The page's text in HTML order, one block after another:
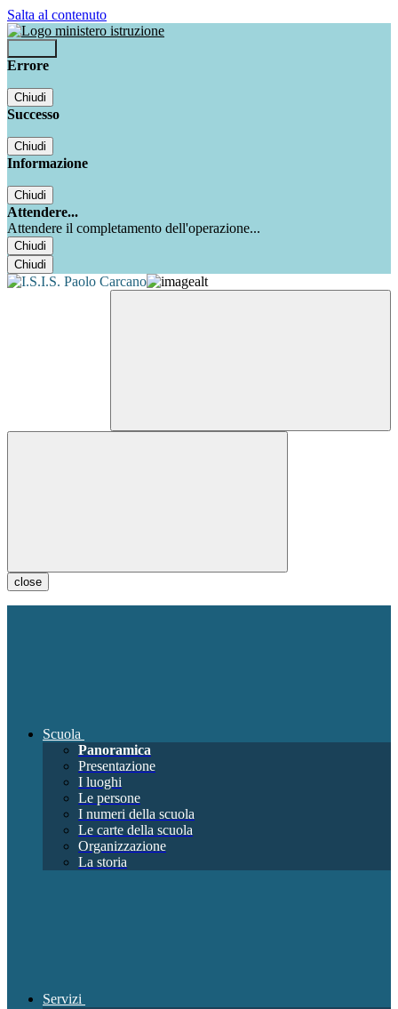
Salta al contenuto
Errore
Chiudi
Successo
Chiudi
Informazione
Chiudi
Attendere...
Attendere il completamento dell'operazione...
Chiudi
Chiudi
close
Scuola
Panoramica
Presentazione
I luoghi
Le persone
I numeri della scuola
Le carte della scuola
Organizzazione
La storia
Servizi